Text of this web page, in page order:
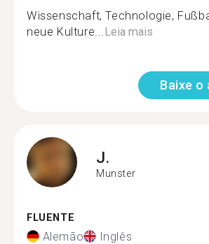
Wissenschaft, Technologie,
neue Kulture...Leia mais
Baixe o
J.
Munster
FLUENTE
Alemão Inglês